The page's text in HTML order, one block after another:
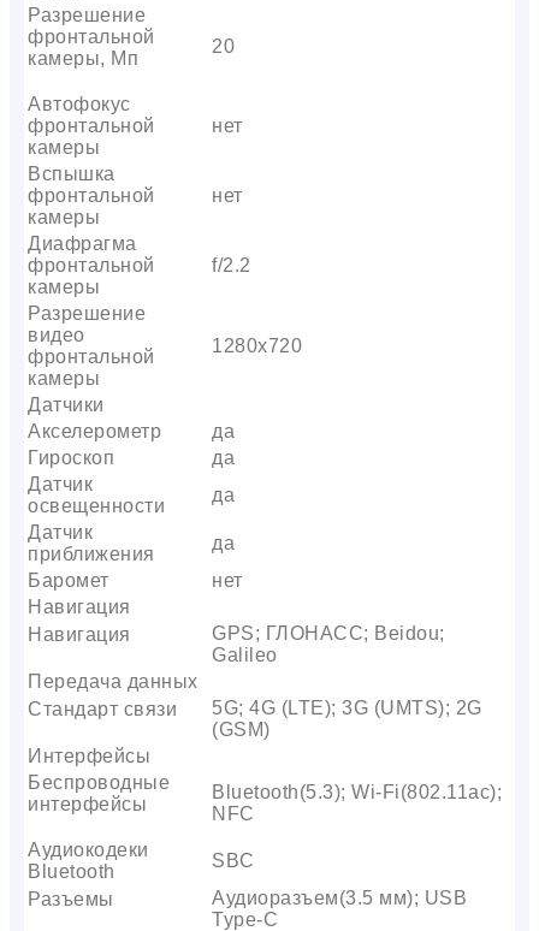
Разрешение
фронтальной
камеры, Мп
20
Автофокус
фронтальной
камеры
нет
Вспышка
фронтальной
камеры
нет
Диафрагма
фронтальной
камеры
f/2.2
Разрешение
видео
фронтальной
камеры
1280х720
Датчики
Акселерометр
да
Гироскоп
да
Датчик
освещенности
да
Датчик
приближения
да
Баромет
нет
Навигация
Навигация
GPS; ГЛОНАСС; Beidou;
Galileo
Передача данных
Стандарт связи
5G; 4G (LTE); 3G (UMTS); 2G
(GSM)
Интерфейсы
Беспроводные
интерфейсы
Bluetooth(5.3); Wi-Fi(802.11ac);
NFC
Аудиокодеки
Bluetooth
SBC
Разъемы
Аудиоразъем(3.5 мм); USB
Type-C